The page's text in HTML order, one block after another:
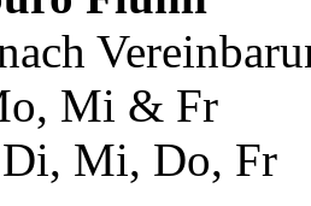
Mi & Fr
Mi, Do, Fr